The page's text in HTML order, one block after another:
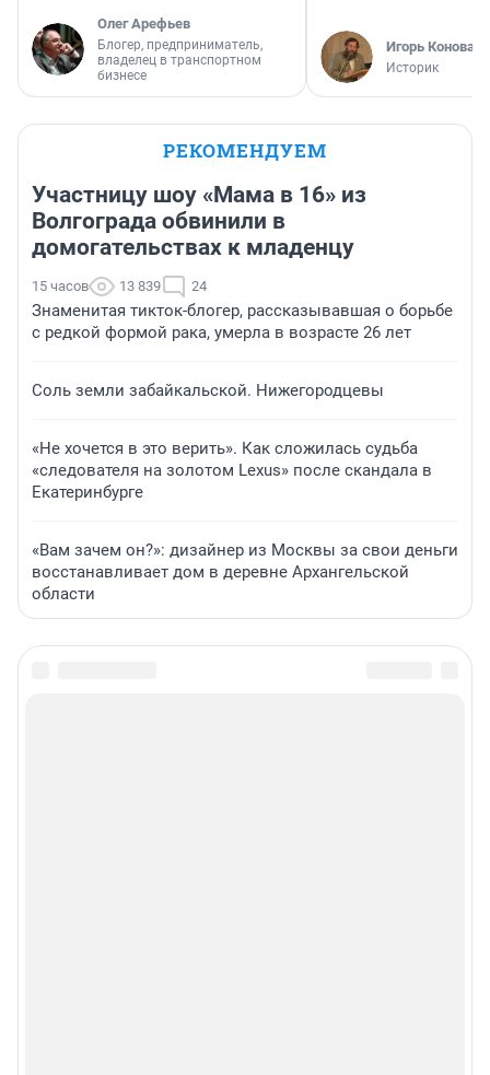
Олег Арефьев
Блогер, предприниматель,
владелец в транспортном
бизнесе
Игорь
Историк
РЕКОМЕНДУЕМ
Участницу шоу «Мама в 16» из
Волгограда обвинили в
домогательствах к младенцу
15 часов 13 839 24
Знаменитая тикток-блогер, рассказывавшая о борьбе
с редкой формой рака, умерла в возрасте 26 лет
Соль земли забайкальской. Нижегородцевы
«Не хочется в это верить». Как сложилась судьба
«следователя на золотом Lexus» после скандала в
Екатеринбурге
«Вам зачем он?»: дизайнер из Москвы за свои деньги
восстанавливает дом в деревне Архангельской
области